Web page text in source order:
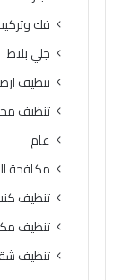
فك
جلي بلاط
تنظيف
تنظيف
عام
مكافحة
تنظيف
تنظيف
تنظيف